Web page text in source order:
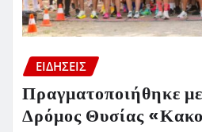
ΕΙΔΗΣΕΙΣ
Πραγματοποιήθηκε με
Δρόμος Θυσίας